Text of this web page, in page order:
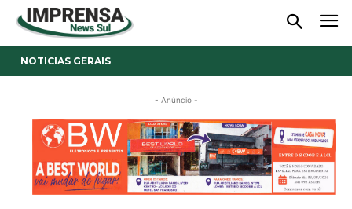
NOTICIAS GERAIS
- Anúncio -